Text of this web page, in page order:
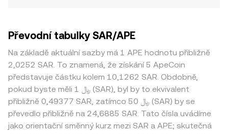
Převodní tabulky SAR/APE
Na základě aktuální sazby má 1 APE hodnotu přibližně
2,0252 SAR. To znamená, že získání 5 ApeCoin
představuje částku kolem 10,1262 SAR. Obdobně,
pokud byste měli 1 ﷼ (SAR), byl by to ekvivalent
přibližně 0,49377 SAR, zatímco 50 ﷼ (SAR) by se
převedlo přibližně na 24,6885 SAR. Tato čísla uvádíme
jako orientační směnný kurz mezi SAR a APE; skutečná